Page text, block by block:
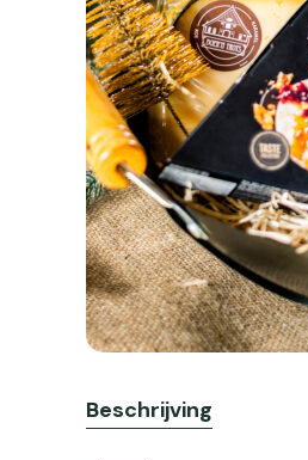
Beschrijving